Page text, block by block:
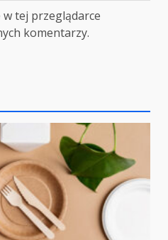
tej przeglądarce
komentarzy.